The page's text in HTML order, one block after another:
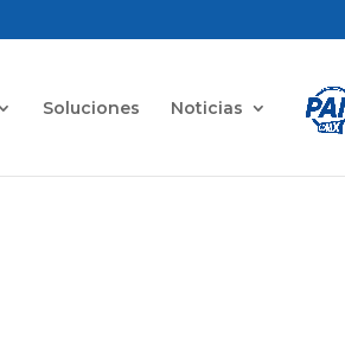
Soluciones Noticias